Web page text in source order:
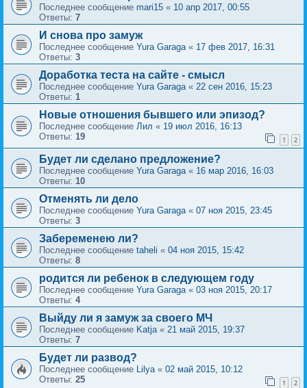
Последнее сообщение mari15 « 10 апр 2017, 00:55
Ответы: 7
И снова про замуж
Последнее сообщение Yura Garaga« 17 фев 2017, 16:31
Ответы: 3
Доработка теста на сайте - смысл
Последнее сообщение Yura Garaga« 22 сен 2016, 15:23
Ответы: 1
Новые отношения бывшего или эпизод?
Последнее сообщение Лил « 19 июл 2016, 16:13
Ответы: 19 1 2
Будет ли сделано предложение?
Последнее сообщение Yura Garaga« 16 мар 2016, 16:03
Ответы: 10
Отменять ли дело
Последнее сообщение Yura Garaga« 07 ноя 2015, 23:45
Ответы: 3
Забеременею ли?
Последнее сообщение taheli « 04 ноя 2015, 15:42
Ответы: 8
родится ли ребенок в следующем году
Последнее сообщение Yura Garaga« 03 ноя 2015, 20:17
Ответы: 4
Выйду ли я замуж за своего МЧ
Последнее сообщение Katja« 21 май 2015, 19:37
Ответы: 7
Будет ли развод?
Последнее сообщение Lilya« 02 май 2015, 10:12
Ответы: 25 1 2